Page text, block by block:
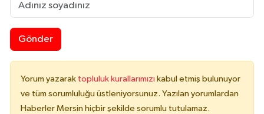
Gönder
Yorum yazarak topluluk kurallarımızı kabul etmiş bulunuyor
ve tüm sorumluluğu üstleniyorsunuz. Yazılan yorumlardan
Haberler Mersin hiçbir şekilde sorumlu tutulamaz.